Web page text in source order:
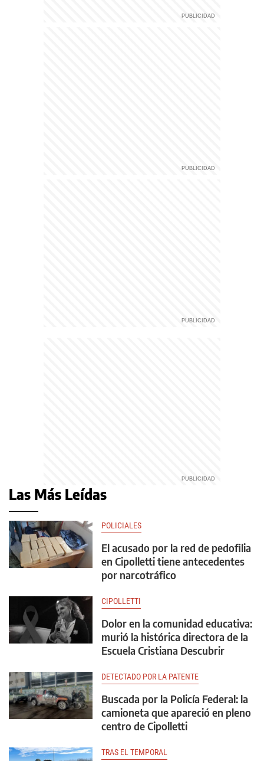
Las Más Leídas
POLICIALES
El acusado por la red de pedofilia
en Cipolletti tiene antecedentes
por narcotráfico
CIPOLLETTI
Dolor en la comunidad educativa:
murió la histórica directora de la
Escuela Cristiana Descubrir
DETECTADO POR LA PATENTE
Buscada por la Policía Federal: la
camioneta que apareció en pleno
centro de Cipolletti
TRAS EL TEMPORAL